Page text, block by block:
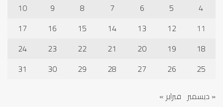
4
5
6
7
8
9
10
11
12
13
14
15
16
17
18
19
20
21
22
23
24
25
26
27
28
29
30
31
« ديسمبر فبراير »